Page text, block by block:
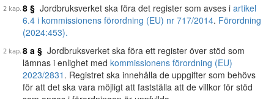
8 § Jordbruksverket ska föra det register som avses i artikel
6.4 i kommissionens förordning (EU) nr 717/2014. Förordning
(2024:453).
8 a § Jordbruksverket ska föra ett register över stöd som
lämnas i enlighet med kommissionens förordning (EU)
2023/2831 . Registret ska innehålla de uppgifter som behövs
för att det ska vara möjligt att fastställa att de villkor för stöd